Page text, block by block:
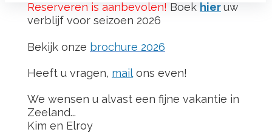
Reserveren is aanbevolen! Boek hieruw
verblijf voor seizoen 2026
Bekijk onze brochure 2026
Heeft u vragen, mail ons even!
We wensen u alvast een fijne vakantie in
Zeeland...
Kim en Elroy